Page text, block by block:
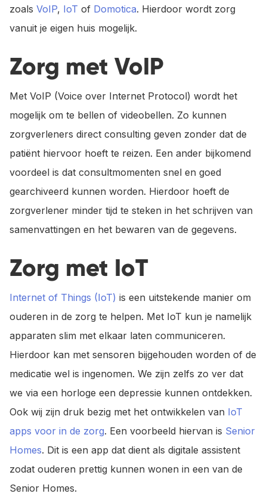
zoals VoIP, IoT of Domotica. Hierdoor wordt zorg
vanuit je eigen huis mogelijk.
Zorg met VoIP
Met VoIP (Voice over Internet Protocol) wordt het
mogelijk om te bellen of videobellen. Zo kunnen
zorgverleners direct consulting geven zonder dat de
patiënt hiervoor hoeft te reizen. Een ander bijkomend
voordeel is dat consultmomenten snel en goed
gearchiveerd kunnen worden. Hierdoor hoeft de
zorgverlener minder tijd te steken in het schrijven van
samenvattingen en het bewaren van de gegevens.
Zorg met IoT
Internet of Things (IoT) is een uitstekende manier om
ouderen in de zorg te helpen. Met IoT kun je namelijk
apparaten slim met elkaar laten communiceren.
Hierdoor kan met sensoren bijgehouden worden of de
medicatie wel is ingenomen. We zijn zelfs zo ver dat
we via een horloge een depressie kunnen ontdekken.
Ook wij zijn druk bezig met het ontwikkelen van IoT
apps voor in de zorg. Een voorbeeld hiervan is Senior
Homes. Dit is een app dat dient als digitale assistent
zodat ouderen prettig kunnen wonen in een van de
Senior Homes.